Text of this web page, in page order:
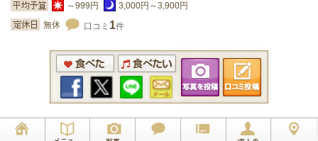
～999円
3,000円～3,900円
無休
口コミ 1件